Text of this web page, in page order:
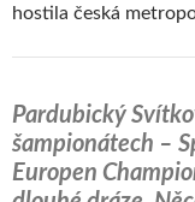
hostila česká
Pardubický
šampionátech –
Europen